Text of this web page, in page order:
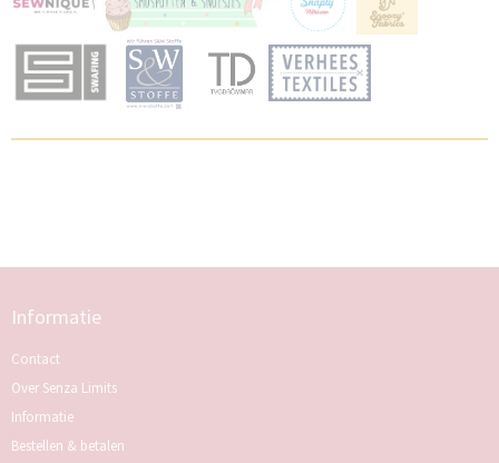
Informatie
Contact
Over Senza Limits
Informatie
Bestellen & betalen